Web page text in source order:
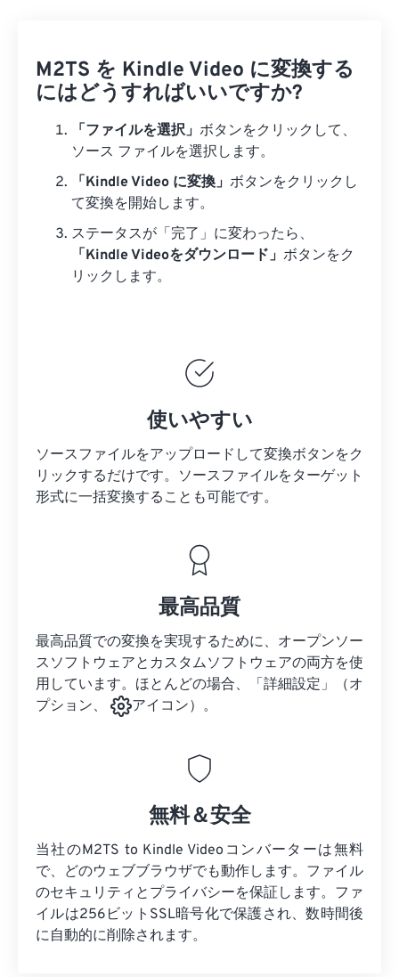
M2TS を Kindle Video に変換する
にはどうすればいいですか?
「ファイルを選択」 ボタンをクリックして、
ソース ファイルを選択します。
「Kindle Video に変換」 ボタンをクリックし
て変換を開始します。
ステータスが「完了」に変わったら、
「Kindle Videoをダウンロード」 ボタンをク
リックします。
使いやすい
ソースファイルをアップロードして変換ボタンをク
リックするだけです。 ソースファイルをターゲット
形式に一括変換することも可能です。
最高品質
最高品質での変換を実現するために、オープンソー
スソフトウェアとカスタムソフトウェアの両方を使
用しています。ほとんどの場合、「詳細設定」（オ
プション、
アイコン）。
無料＆安全
当社のM2TS to Kindle Videoコンバーターは無料
で、どのウェブブラウザでも動作します。ファイル
のセキュリティとプライバシーを保証します。ファ
イルは256ビットSSL暗号化で保護され、数時間後
に自動的に削除されます。